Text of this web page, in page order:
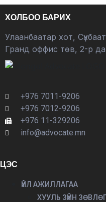
ХОЛБОО БАРИХ
Улаанбаатар хот,
Гранд оффис төв, 2-р
+976 7011-9206
+976 7012-9206
+976 11-329206
info@advocate.mn
ЦЭС
ҮЙЛ АЖИЛЛАГАА
ХУУЛЬ ЗҮЙН